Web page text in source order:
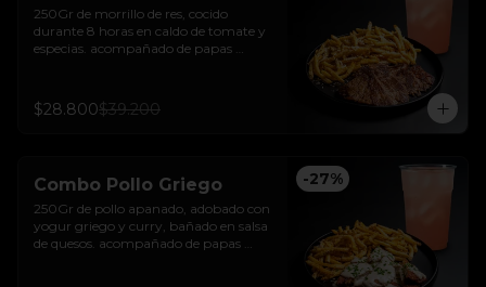
250Gr de morrillo de res, cocido
durante 8 horas en caldo de tomate y
especias. acompañado de papas
$28.800$39.200
-27%
Combo Pollo Griego
250Gr de pollo apanado, adobado con
yogur griego y curry, bañado en salsa
de quesos. acompañado de papas